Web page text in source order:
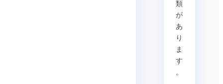
類
が
あ
り
ま
す
。